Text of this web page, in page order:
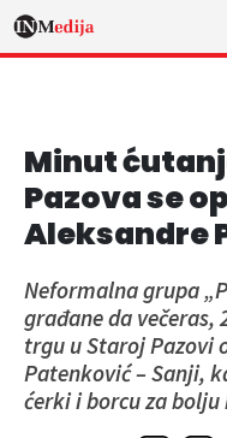
Minut
Pazova se
Aleksandre
Neformalna grupa
građane da večeras,
trgu u Staroj Pazovi
Patenković – Sanji,
ćerki i borcu za bolju